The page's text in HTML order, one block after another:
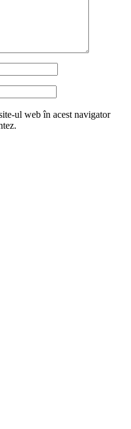
ul web în acest navigator